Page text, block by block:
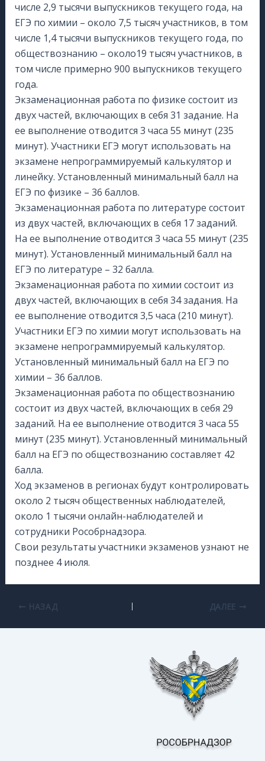
числе 2,9 тысячи выпускников текущего года, на
ЕГЭ по химии – около 7,5 тысяч участников, в том
числе 1,4 тысячи выпускников текущего года, по
обществознанию – около19 тысяч участников, в
том числе примерно 900 выпускников текущего
года.
Экзаменационная работа по физике состоит из
двух частей, включающих в себя 31 задание. На
ее выполнение отводится 3 часа 55 минут (235
минут). Участники ЕГЭ могут использовать на
экзамене непрограммируемый калькулятор и
линейку. Установленный минимальный балл на
ЕГЭ по физике – 36 баллов.
Экзаменационная работа по литературе состоит
из двух частей, включающих в себя 17 заданий.
На ее выполнение отводится 3 часа 55 минут (235
минут). Установленный минимальный балл на
ЕГЭ по литературе – 32 балла.
Экзаменационная работа по химии состоит из
двух частей, включающих в себя 34 задания. На
ее выполнение отводится 3,5 часа (210 минут).
Участники ЕГЭ по химии могут использовать на
экзамене непрограммируемый калькулятор.
Установленный минимальный балл на ЕГЭ по
химии – 36 баллов.
Экзаменационная работа по обществознанию
состоит из двух частей, включающих в себя 29
заданий. На ее выполнение отводится 3 часа 55
минут (235 минут). Установленный минимальный
балл на ЕГЭ по обществознанию составляет 42
балла.
Ход экзаменов в регионах будут контролировать
около 2 тысяч общественных наблюдателей,
около 1 тысячи онлайн-наблюдателей и
сотрудники Рособрнадзора.
Свои результаты участники экзаменов узнают не
позднее 4 июля.
НАЗАД ДАЛЕЕ